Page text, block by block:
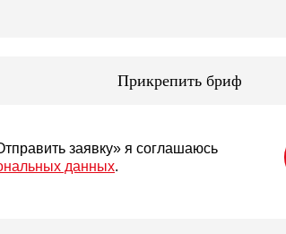
Прикрепить бриф
заявку» я соглашаюсь
данных.